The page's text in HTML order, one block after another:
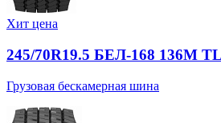
Хит цена
245/70R19.5 БЕЛ-168 136M
Грузовая бескамерная шина